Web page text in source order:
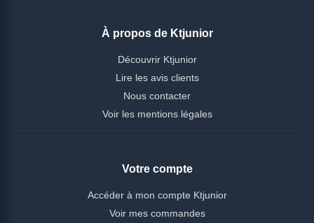
À propos de Ktjunior
Découvrir Ktjunior
Lire les avis clients
Nous contacter
Voir les mentions légales
Votre compte
Accéder à mon compte Ktjunior
Voir mes commandes